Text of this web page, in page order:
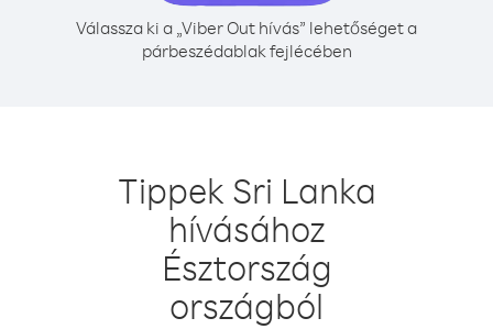
Válassza ki a „Viber Out hívás” lehetőséget a
párbeszédablak fejlécében
Tippek Sri Lanka
hívásához
Észtország
országból